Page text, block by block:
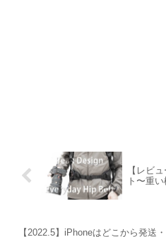
【レビ
ト〜重
【2022.5】iPhoneはどこから発送